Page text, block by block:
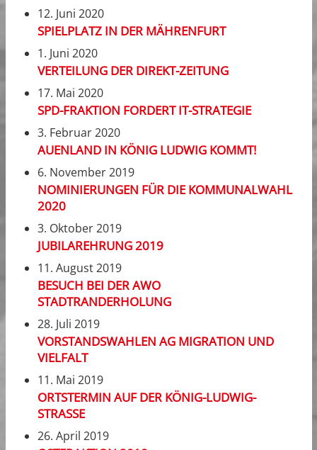
12. Juni 2020
SPIELPLATZ IN DER MÄHRENFURT
1. Juni 2020
VERTEILUNG DER DIREKT-ZEITUNG
17. Mai 2020
SPD-FRAKTION FORDERT IT-STRATEGIE
3. Februar 2020
AUENLAND IN KÖNIG LUDWIG KOMMT!
6. November 2019
NOMINIERUNGEN FÜR DIE KOMMUNALWAHL
2020
3. Oktober 2019
JUBILAREHRUNG 2019
11. August 2019
BESUCH BEI DER AWO
STADTRANDERHOLUNG
28. Juli 2019
VORSTANDSWAHLEN AG MIGRATION UND
VIELFALT
11. Mai 2019
ORTSTERMIN AUF DER KÖNIG-LUDWIG-
STRASSE
26. April 2019